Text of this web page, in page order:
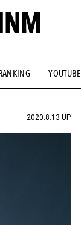
YOUTUBE
マイナーグッド図鑑
#MUSIC
2020.8.13 UP